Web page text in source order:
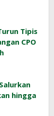
Tipis
CPO
hingga